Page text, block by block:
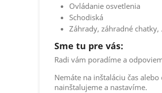
Ovládanie osvetlenia
Schodiská
Záhrady, záhradné chatky,
Sme tu pre vás:
Radi vám poradíme a
Nemáte na inštaláciu čas alebo
nainštalujeme a nastavíme.